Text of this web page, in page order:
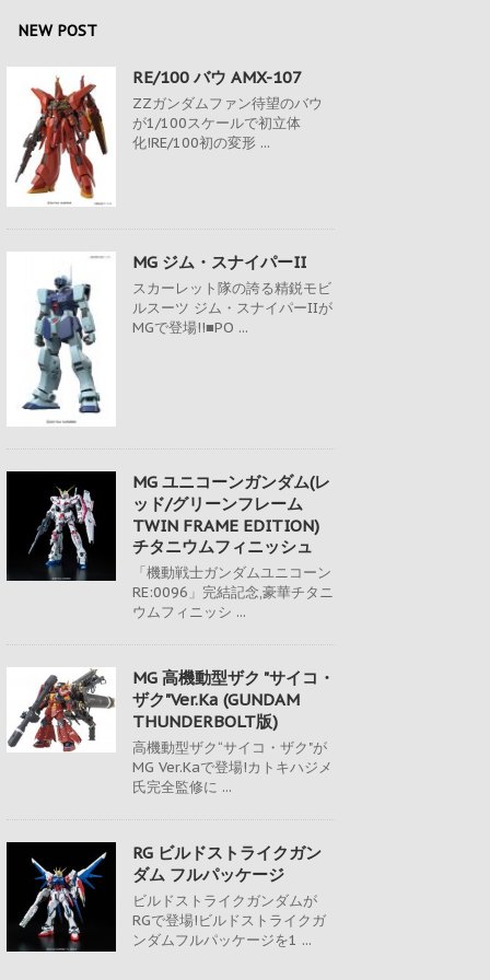
NEW POST
RE/100 バウ AMX-107
ZZガンダムファン待望のバウ
が1/100スケールで初立体
化!RE/100初の変形 ...
MG ジム・スナイパーII
スカーレット隊の誇る精鋭モビ
ルスーツ ジム・スナイパーIIが
MGで登場!!■PO ...
MG ユニコーンガンダム(レ
ッド/グリーンフレーム
TWIN FRAME EDITION)
チタニウムフィニッシュ
「機動戦士ガンダムユニコーン
RE:0096」完結記念,豪華チタニ
ウムフィニッシ ...
MG 高機動型ザク "サイコ・
ザク"Ver.Ka (GUNDAM
THUNDERBOLT版)
高機動型ザク“サイコ・ザク"が
MG Ver.Kaで登場!カトキハジメ
氏完全監修に ...
RG ビルドストライクガン
ダム フルパッケージ
ビルドストライクガンダムが
RGで登場!ビルドストライクガ
ンダムフルパッケージを1 ...